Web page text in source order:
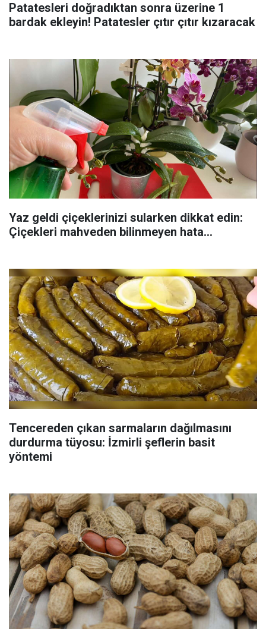
Patatesleri doğradıktan sonra üzerine 1
bardak ekleyin! Patatesler çıtır çıtır kızaracak
Yaz geldi çiçeklerinizi sularken dikkat edin:
Çiçekleri mahveden bilinmeyen hata...
Tencereden çıkan sarmaların dağılmasını
durdurma tüyosu: İzmirli şeflerin basit
yöntemi